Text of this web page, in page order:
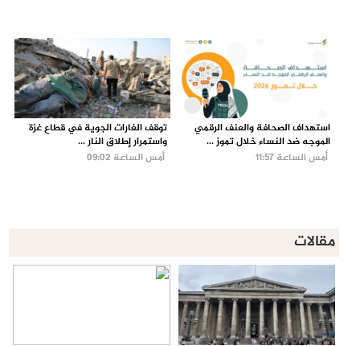
استهداف الصحافة والعنف الرقمي
الموجه ضد النساء خلال تموز ...
أمس الساعة 11:57
توقف الغارات الجوية في قطاع غزة
واستمرار إطلاق النار ...
أمس الساعة 09:02
مقالات